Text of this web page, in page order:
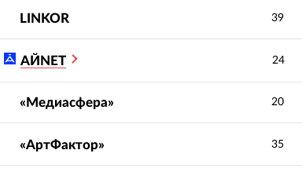
LINKOR 39
АЙNET 24
«Медиасфера» 20
«АртФактор» 35